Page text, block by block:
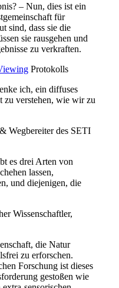
– Nun, dies ist ein
für
sind, dass sie die
sie rausgehen und
zu verkraften.
Protokolls
ich, ein diffuses
zu verstehen, wie wir zu
Wegbereiter des SETI
es drei Arten von
lassen,
und diejenigen, die
Wissenschaftler,
die Natur
zu erforschen.
Forschung ist dieses
gestoßen wie